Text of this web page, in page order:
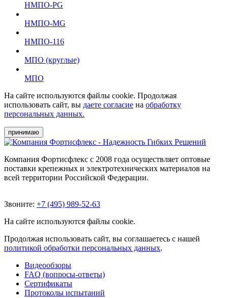
НМПО-PG
НМПО-MG
НМПО-116
МПО (круглые)
МПО
На сайте используются файлы cookie. Продолжая
использовать сайт, вы даете согласие на обработку
персональных данных.
принимаю
Компания Фортисфлекс с 2008 года осуществляет оптовые
поставки крепежных и электротехнических материалов на
всей территории Российской Федерации.
Звоните: +7 (495) 989-52-63
На сайте используются файлы cookie.
Продолжая использовать сайт, вы соглашаетесь с нашей
политикой обработки персональных данных.
Видеообзоры
FAQ (вопросы-ответы)
Сертификаты
Протоколы испытаний